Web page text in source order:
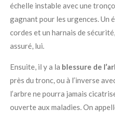
échelle instable avec une
gagnant pour les urgences. Un
cordes et un harnais de
assuré, lui.
Ensuite, il y a la blessure de
près du tronc, ou à l’inverse
l’arbre ne pourra jamais
ouverte aux maladies. On